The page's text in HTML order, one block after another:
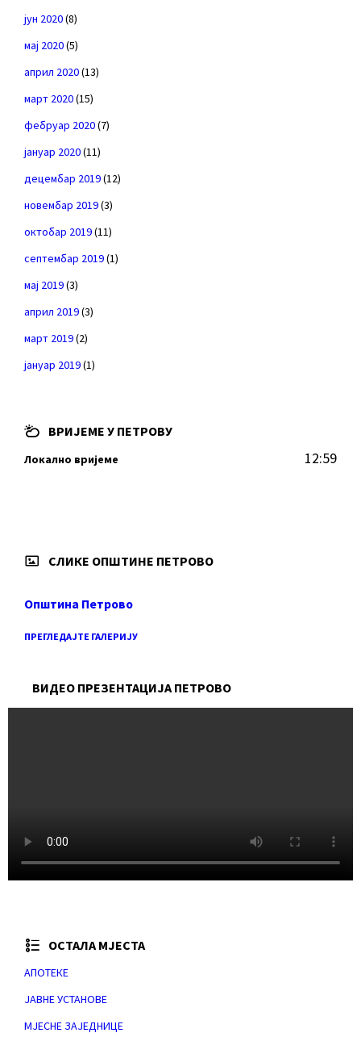
јун 2020(8)
мај 2020(5)
април 2020(13)
март 2020(15)
фебруар 2020(7)
јануар 2020(11)
децембар 2019(12)
новембар 2019(3)
октобар 2019(11)
септембар 2019(1)
мај 2019(3)
април 2019(3)
март 2019(2)
јануар 2019(1)
ВРИЈЕМЕ У ПЕТРОВУ
Локално вријеме 12:59
СЛИКЕ ОПШТИНЕ ПЕТРОВО
Општина Петрово
ПРЕГЛЕДАЈТЕ ГАЛЕРИЈУ
ВИДЕО ПРЕЗЕНТАЦИЈА ПЕТРОВО
ОСТАЛА МЈЕСТА
АПОТЕКЕ
ЈАВНЕ УСТАНОВЕ
МЈЕСНЕ ЗАЈЕДНИЦЕ